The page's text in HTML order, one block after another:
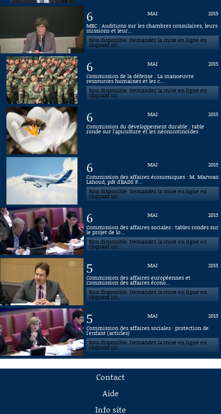
6 MAI
2015
MEC : Auditions sur les chambres consulaires, leurs
missions et leur...
Non disponible. Demandez la mise en ligne en
cliquant ici.
6 MAI
2015
Commission de la défense : La manoeuvre
ressources humaines et les c...
Non disponible. Demandez la mise en ligne en
cliquant ici.
6 MAI
2015
Commission du développement durable : table
ronde sur l'apiculture et les néonicotinoïdes
6 MAI
2015
Commission des affaires économiques : M. Marwan
Lahoud, pdt d'EADS F...
Non disponible. Demandez la mise en ligne en
cliquant ici.
6 MAI
2015
Commission des affaires sociales : tables rondes sur
le projet de lo...
Non disponible. Demandez la mise en ligne en
cliquant ici.
5 MAI
2015
Commission des affaires européennes et
Commission des affaires écono...
Non disponible. Demandez la mise en ligne en
cliquant ici.
5 MAI
2015
Commission des affaires sociales : protection de
l'enfant (articles)
Non disponible. Demandez la mise en ligne en
cliquant ici.
Contact
Aide
Info site